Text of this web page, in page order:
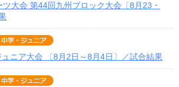
大会 第44回九州ブロック大会〔8月23・
ニア大会 〔8月2日～8月4日〕／試合結果